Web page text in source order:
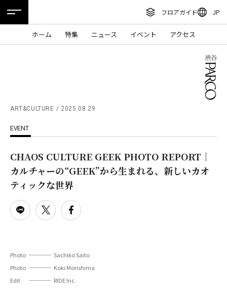
フロアガイド JP
ホーム 特集 ニュース イベント アクセス
ニュース
特集
TAX FREE
DELIVERY SERVICES
リクルート
ENGLISH
繁体字
ภาษาไทย
日本語
ART&CULTURE 2025.08.29
EVENT
CHAOS CULTURE GEEK PHOTO REPORT｜
カルチャーの“GEEK”から生まれる、新しいカオ
ティックな世界
Photo
Sachiko Saito
Photo
Koki Morishima
Edit
RIDE Inc.